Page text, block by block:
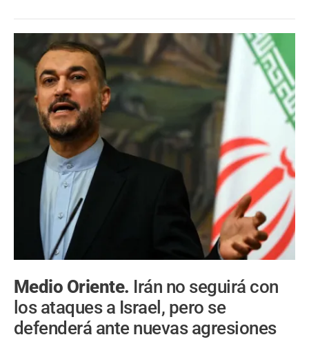
Medio Oriente. Irán no seguirá con
los ataques a Israel, pero se
defenderá ante nuevas agresiones